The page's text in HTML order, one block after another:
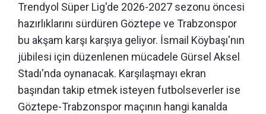
Trendyol Süper Lig'de 2026-2027 sezonu öncesi
hazırlıklarını sürdüren Göztepe ve Trabzonspor
bu akşam karşı karşıya geliyor. İsmail Köybaşı'nın
jübilesi için düzenlenen mücadele Gürsel Aksel
Stadı'nda oynanacak. Karşılaşmayı ekran
başından takip etmek isteyen futbolseverler ise
Göztepe-Trabzonspor maçının hangi kanalda